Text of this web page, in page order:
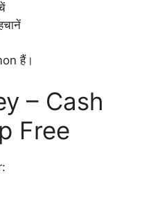
हैं।
– Cash
Free